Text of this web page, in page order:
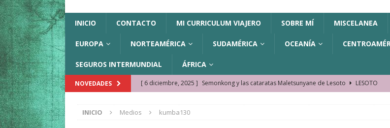
INICIO CONTACTO MI CURRICULUM VIAJERO SOBRE MÍ MISCELANEA
EUROPA NORTEAMÉRICA SUDAMÉRICA OCEANÍA
SEGUROS INTERMUNDIAL ÁFRICA
NOVEDADES [ 6 diciembre, 2025 ] Semonkong y las cataratas Maletsunyane de Lesoto
LESOTO
KAZAJISTÁN
INICIO Medios kumba130